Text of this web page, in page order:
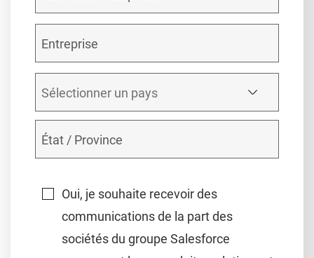
Oui, je souhaite recevoir des
communications de la part des
sociétés du groupe Salesforce